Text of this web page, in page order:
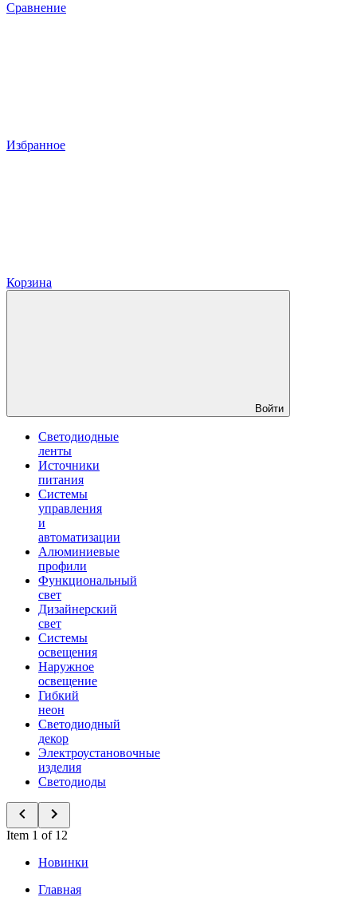
Сравнение
Избранное
Корзина
Войти
Светодиодные
ленты
Источники
питания
Системы
управления
и
автоматизации
Алюминиевые
профили
Функциональный
свет
Дизайнерский
свет
Системы
освещения
Наружное
освещение
Гибкий
неон
Светодиодный
декор
Электроустановочные
изделия
Светодиоды
Item 1 of 12
Новинки
Главная